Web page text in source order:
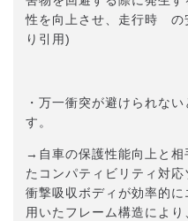
性を向上させ、走行時 の
り引用)
・万一衝突が避けられな
す。
→自車の保護性能向上と相
たコンパティビリティ対
衝撃吸収ボディが効率的
用いたフレーム構造によ